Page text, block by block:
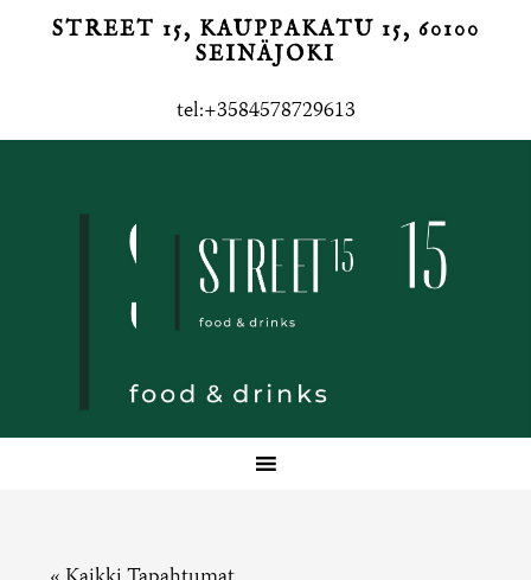
STREET 15, KAUPPAKATU 15, 60100
SEINÄJOKI
tel:+3584578729613